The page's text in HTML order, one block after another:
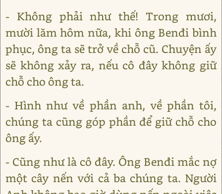
- Không phải như thế! Trong mươi,
mười lăm hôm nữa, khi ông Benđi bình
phục, ông ta sẽ trở về chỗ cũ. Chuyện ấy
sẽ không xảy ra, nếu cô đây không giữ
chỗ cho ông ta.
- Hình như về phần anh, về phần tôi,
chúng ta cũng góp phần để giữ chỗ cho
ông ấy.
- Cũng như là cô đây. Ông Benđi mắc nợ
một cây nến với cả ba chúng ta. Người